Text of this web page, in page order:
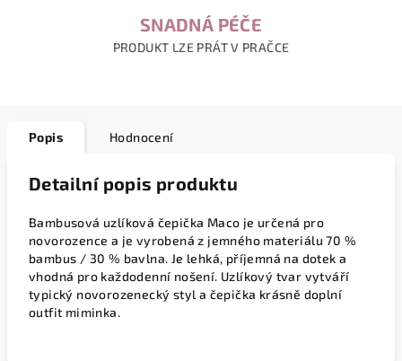
SNADNÁ PÉČE
PRODUKT LZE PRÁT V PRAČCE
Popis Hodnocení
Detailní popis produktu
Bambusová uzlíková čepička Maco je určená pro
novorozence a je vyrobená z jemného materiálu70 %
bambus / 30 % bavlna. Je lehká, příjemná na dotek a
vhodná pro každodenní nošení. Uzlíkový tvar vytváří
typický novorozenecký styl a čepička krásně doplní
outfit miminka.